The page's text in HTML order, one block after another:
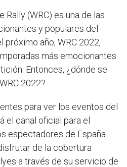
Rally (WRC) es una de las
y populares del
próximo año, WRC 2022,
más emocionantes
Entonces, ¿dónde se
2022?
para ver los eventos del
el canal oficial para el
espectadores de España
de la cobertura
a través de su servicio de